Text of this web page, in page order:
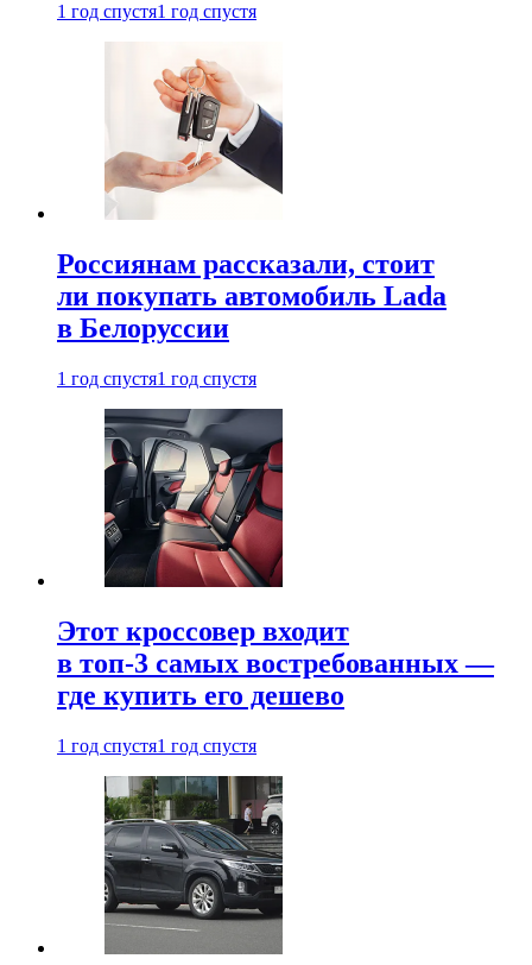
1 год спустя1 год спустя
Россиянам рассказали, стоит
ли покупать автомобиль Lada
в Белоруссии
1 год спустя1 год спустя
Этот кроссовер входит
в топ-3 самых востребованных —
где купить его дешево
1 год спустя1 год спустя